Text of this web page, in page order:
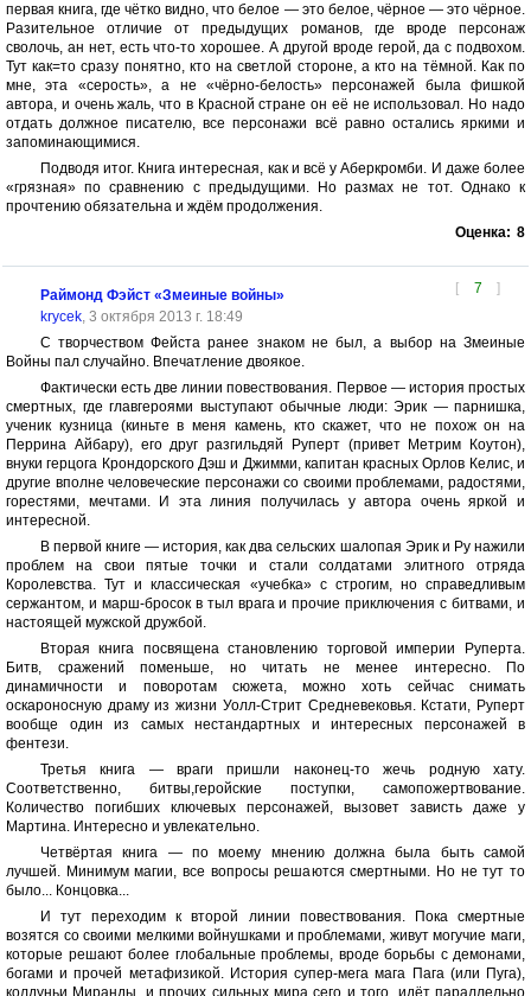
первая книга, где чётко видно, что белое — это белое, чёрное — это чёрное.
Разительное отличие от предыдущих романов, где вроде персонаж
сволочь, ан нет, есть что-то хорошее. А другой вроде герой, да с подвохом.
Тут как=то сразу понятно, кто на светлой стороне, а кто на тёмной. Как по
мне, эта «серость», а не «чёрно-белость» персонажей была фишкой
автора, и очень жаль, что в Красной стране он её не использовал. Но надо
отдать должное писателю, все персонажи всё равно остались яркими и
запоминающимися.
Подводя итог. Книга интересная, как и всё у Аберкромби. И даже более
«грязная» по сравнению с предыдущими. Но размах не тот. Однако к
прочтению обязательна и ждём продолжения.
Оценка: 8
[ 7 ]
Раймонд Фэйст «Змеиные войны»
krycek, 3 октября 2013 г. 18:49
С творчеством Фейста ранее знаком не был, а выбор на Змеиные
Войны пал случайно. Впечатление двоякое.
Фактически есть две линии повествования. Первое — история простых
смертных, где главгероями выступают обычные люди: Эрик — парнишка,
ученик кузница (киньте в меня камень, кто скажет, что не похож он на
Перрина Айбару), его друг разгильдяй Руперт (привет Метрим Коутон),
внуки герцога Крондорского Дэш и Джимми, капитан красных Орлов Келис, и
другие вполне человеческие персонажи со своими проблемами, радостями,
горестями, мечтами. И эта линия получилась у автора очень яркой и
интересной.
В первой книге — история, как два сельских шалопая Эрик и Ру нажили
проблем на свои пятые точки и стали солдатами элитного отряда
Королевства. Тут и классическая «учебка» с строгим, но справедливым
сержантом, и марш-бросок в тыл врага и прочие приключения с битвами, и
настоящей мужской дружбой.
Вторая книга посвящена становлению торговой империи Руперта.
Битв, сражений поменьше, но читать не менее интересно. По
динамичности и поворотам сюжета, можно хоть сейчас снимать
оскароносную драму из жизни Уолл-Стрит Средневековья. Кстати, Руперт
вообще один из самых нестандартных и интересных персонажей в
фентези.
Третья книга — враги пришли наконец-то жечь родную хату.
Соответственно, битвы,геройские поступки, самопожертвование.
Количество погибших ключевых персонажей, вызовет зависть даже у
Мартина. Интересно и увлекательно.
Четвёртая книга — по моему мнению должна была быть самой
лучшей. Минимум магии, все вопросы решаются смертными. Но не тут то
было... Концовка...
И тут переходим к второй линии повествования. Пока смертные
возятся со своими мелкими войнушками и проблемами, живут могучие маги,
которые решают более глобальные проблемы, вроде борьбы с демонами,
богами и прочей метафизикой. История супер-мега мага Пага (или Пуга),
колдуньи Миранды, и прочих сильных мира сего и того, идёт параллельно